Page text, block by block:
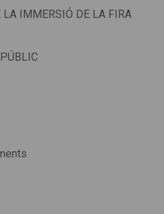
LA IMMERSIÓ DE LA FIRA